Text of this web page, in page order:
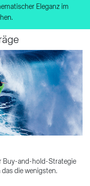
Eleganz im
Buy-and-hold-Strategie
die wenigsten.